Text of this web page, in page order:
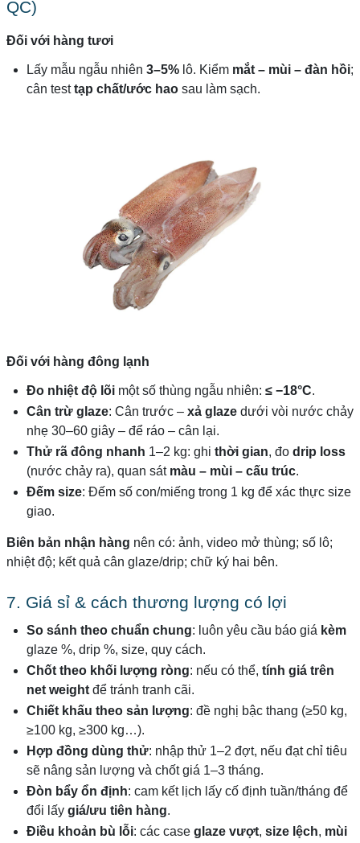
QC)
Đối với hàng tươi
Lấy mẫu ngẫu nhiên 3–5%lô. Kiểm mắt – mùi – đàn hồi;
cân testtạp chất/ước haosau làm sạch.
Đối với hàng đông lạnh
Đo nhiệt độ lõimột số thùng ngẫu nhiên: ≤ −18°C.
Cân trừ glaze: Cân trước – xả glazedưới vòi nước chảy
nhẹ 30–60 giây – để ráo – cân lại.
Thử rã đông nhanh 1–2 kg: ghi thời gian, đo drip loss
(nước chảy ra), quan sát màu – mùi – cấu trúc.
Đếm size: Đếm số con/miếng trong 1 kg để xác thực size
giao.
Biên bản nhận hàng nên có: ảnh, video mở thùng; số lô;
nhiệt độ; kết quả cân glaze/drip; chữ ký hai bên.
7. Giá sỉ & cách thương lượng có lợi
So sánh theo chuẩn chung: luôn yêu cầu báo giá kèm
glaze %, drip %, size, quy cách.
Chốt theo khối lượng ròng: nếu có thể, tính giá trên
net weightđể tránh tranh cãi.
Chiết khấu theo sản lượng: đề nghị bậc thang (≥50 kg,
≥100 kg, ≥300 kg…).
Hợp đồng dùng thử: nhập thử 1–2 đợt, nếu đạt chỉ tiêu
sẽ nâng sản lượng và chốt giá 1–3 tháng.
Đòn bẩy ổn định: cam kết lịch lấy cố định tuần/tháng để
đổi lấy giá/ưu tiên hàng.
Điều khoản bù lỗi: các case glaze vượt, size lệch, mùi